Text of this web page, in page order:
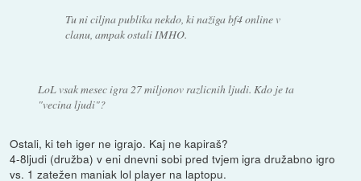
Tu ni ciljna publika nekdo, ki nažiga bf4 online v
clanu, ampak ostali IMHO.
LoL vsak mesec igra 27 miljonov razlicnih ljudi. Kdo je ta
"vecina ljudi"?
Ostali, ki teh iger ne igrajo. Kaj ne kapiraš?
4-8ljudi (družba) v eni dnevni sobi pred tvjem igra družabno igro
vs. 1 zatežen maniak lol player na laptopu.